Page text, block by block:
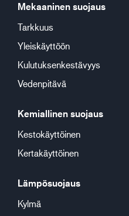
Mekaaninen suojaus
Tarkkuus
Yleiskäyttöön
Kulutuksenkestävyys
Vedenpitävä
Kemiallinen suojaus
Kestokäyttöinen
Kertakäyttöinen
Lämpösuojaus
Kylmä